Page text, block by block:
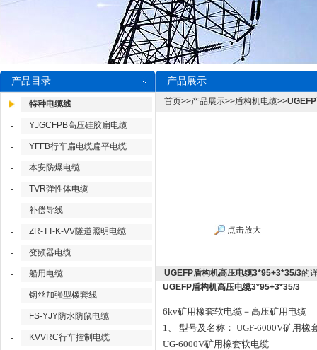
产品目录
特种电缆线
- YJGCFPB高压硅胶扁电缆
- YFFB行车扁电缆扁平电缆
- 本安防爆电缆
- TVR弹性体电缆
- 补偿导线
- ZR-TT-K-VV隧道照明电缆
- 变频器电缆
- 船用电缆
- 钢丝加强型橡套线
- FS-YJY防水防鼠电缆
- KVVRC行车控制电缆
产品展示
首页>>产品展示>>盾构机电缆>>
点击放大
UGEFP盾构机高压电缆3*95+3*35/3的
UGEFP盾构机高压电缆3*95+3*35/3
6kv矿用橡套软电缆－高压矿用电缆
1、 型号及名称： UGF-6000V矿用橡
UG-6000V矿用橡套软电缆